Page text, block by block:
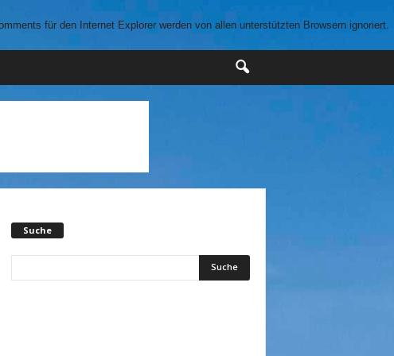
für den Internet Explorer werden von allen unterstützten Browsern ignoriert.
Suche